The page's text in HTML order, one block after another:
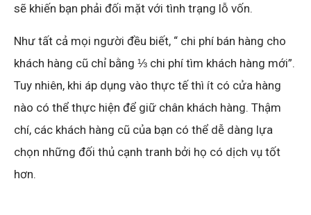
sẽ khiến bạn phải đối mặt với tình trạng lỗ vốn.
Như tất cả mọi người đều biết, “ chi phí bán hàng cho
khách hàng cũ chỉ bằng ⅓ chi phí tìm khách hàng mới”.
Tuy nhiên, khi áp dụng vào thực tế thì ít có cửa hàng
nào có thể thực hiện để giữ chân khách hàng. Thậm
chí, các khách hàng cũ của bạn có thể dễ dàng lựa
chọn những đối thủ cạnh tranh bởi họ có dịch vụ tốt
hơn.